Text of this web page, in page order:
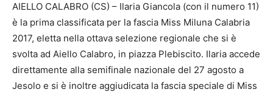
AIELLO CALABRO (CS) – Ilaria Giancola (con il numero 11)
è la prima classificata per la fascia Miss Miluna Calabria
2017, eletta nella ottava selezione regionale che si è
svolta ad Aiello Calabro, in piazza Plebiscito. Ilaria accede
direttamente alla semifinale nazionale del 27 agosto a
Jesolo e si è inoltre aggiudicata la fascia speciale di Miss